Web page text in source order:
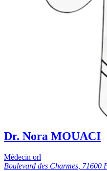
Dr. Nora MOUACI
Médecin orl
Boulevard des Charmes, 71600